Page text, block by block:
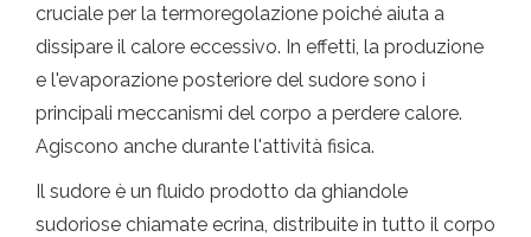
cruciale per la termoregolazione poiché aiuta a
dissipare il calore eccessivo. In effetti, la produzione
e l'evaporazione posteriore del sudore sono i
principali meccanismi del corpo a perdere calore.
Agiscono anche durante l'attività fisica.
Il sudore è un fluido prodotto da ghiandole
sudoriose chiamate ecrina, distribuite in tutto il corpo